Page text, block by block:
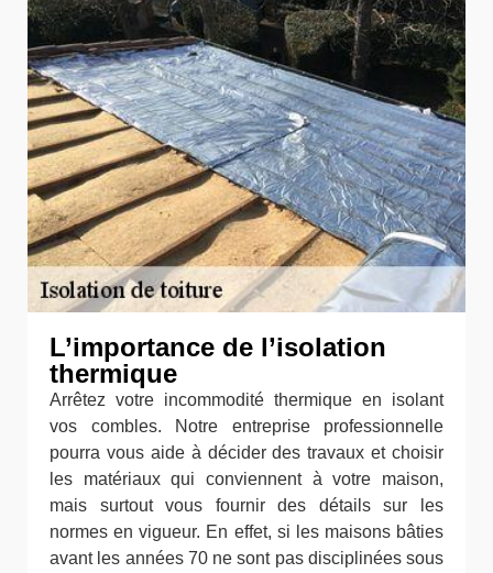
L’importance de l’isolation
thermique
Arrêtez votre incommodité thermique en isolant
vos combles. Notre entreprise professionnelle
pourra vous aide à décider des travaux et choisir
les matériaux qui conviennent à votre maison,
mais surtout vous fournir des détails sur les
normes en vigueur. En effet, si les maisons bâties
avant les années 70 ne sont pas disciplinées sous